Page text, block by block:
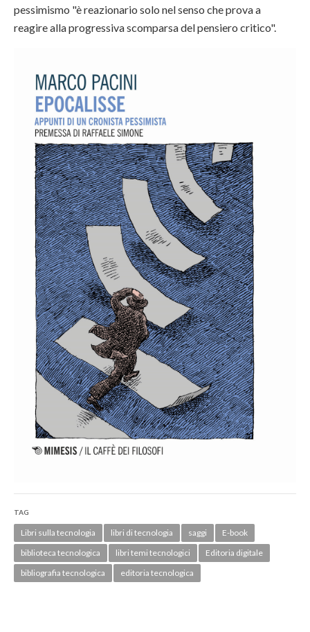
pessimismo "è reazionario solo nel senso che prova a
reagire alla progressiva scomparsa del pensiero critico".
TAG
Libri sulla tecnologia libri di tecnologia saggi
E-book
biblioteca tecnologica
libri temi tecnologici
Editoria digitale
bibliografia tecnologica
editoria tecnologica